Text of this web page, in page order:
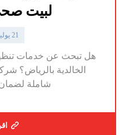
لبيت
21 يوليو، 2026
هل تبحث عن خدمات
الخالدية بالرياض؟
شاملة لضمان